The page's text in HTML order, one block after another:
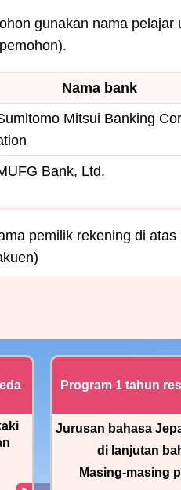
gunakan nama
Nama bank
Mitsui Banking
Bank, Ltd.
pemilik rekening di
Program 1 tahun
Jurusan bahasa
di lanjutan
Masing-masing